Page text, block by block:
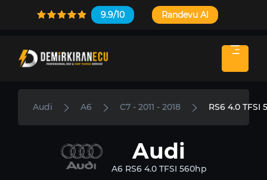
9.9/10 Randevu Al
Audi A6 C7 - 2011 - 2018 RS6 4.0 TFSI
Audi
A6 RS6 4.0 TFSI 560hp